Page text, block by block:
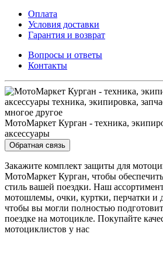
Оплата
Условия доставки
Гарантия и возврат
Вопросы и ответы
Контакты
МотоМаркет Курган - техника,
аксессуары
Обратная связь
Закажите комплект защиты для
МотоМаркет Курган, чтобы
стиль вашей поездки. Наш
мотошлемы, очки, куртки, перчатки и
чтобы вы могли полностью
поездке на мотоцикле. Покупайте
мотоциклистов у нас